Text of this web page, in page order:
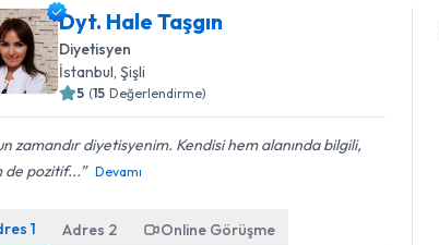
Dyt. Hale Taşgın
Diyetisyen
İstanbul, Şişli
5 (15 Değerlendirme)
zamandır diyetisyenim. Kendisi hem alanında bilgili,
de pozitif...
Devamı
1 Adres 2 Online Görüşme